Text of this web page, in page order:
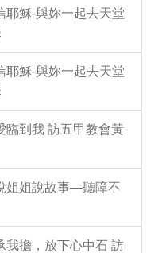
耶穌-與妳一起去天堂
耶穌-與妳一起去天堂
臨到我 訪五甲教會黃
姐姐說故事—聽障不
我擔，放下心中石 訪